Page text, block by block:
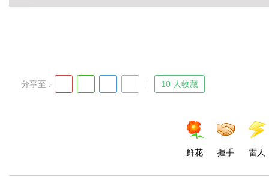
分享至 : 10 人收藏
鲜花 握手 雷人